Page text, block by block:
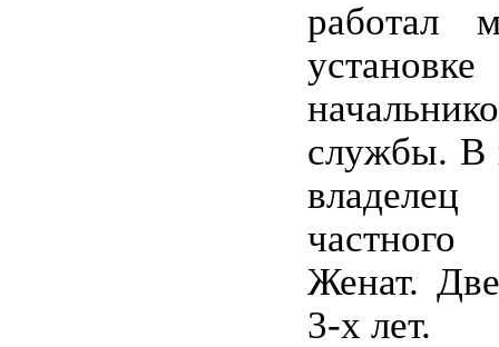
работал
службы. В
Женат.
3-х лет.